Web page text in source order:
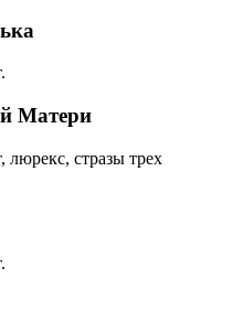
Матери
люрекс, стразы трех